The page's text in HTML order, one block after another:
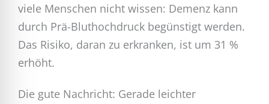
viele Menschen nicht wissen: Demenz kann
durch Prä-Bluthochdruck begünstigt werden.
Das Risiko, daran zu erkranken, ist um 31 %
erhöht.
Die gute Nachricht: Gerade leichter